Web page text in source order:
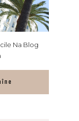
Na Blog